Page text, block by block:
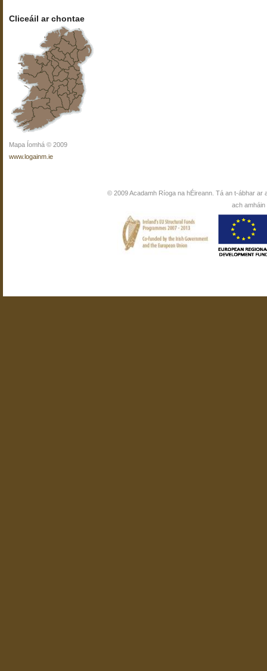
Cliceáil ar chontae
Mapa Íomhá © 2009
www.logainm.ie
© 2009 Acadamh Ríoga na hÉireann. Tá an t-ábhar ar
ach amháin